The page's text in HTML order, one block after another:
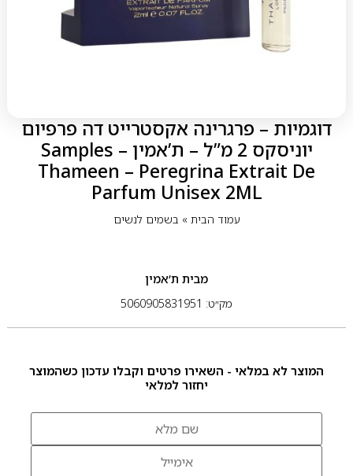
דוגמיות – פרגרינה אקסטרייט דה פרפיום
יוניסקס 2 מ”ל – ת’אמין Samples –
Thameen – Peregrina Extrait De
Parfum Unisex 2ML
עמוד הבית» בשמים לנשים
מבית ת’אמין
מק״ט: 5060905831951
המוצר לא במלאי - השאירו פרטים וקבלו עדכון כשהמוצר
יחזור למלאי